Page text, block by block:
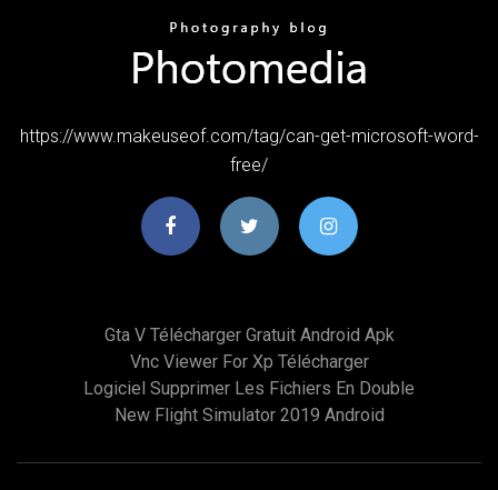
https://www.makeuseof.com/tag/can-get-microsoft-word-
free/
Gta V Télécharger Gratuit Android Apk
Vnc Viewer For Xp Télécharger
Logiciel Supprimer Les Fichiers En Double
New Flight Simulator 2019 Android